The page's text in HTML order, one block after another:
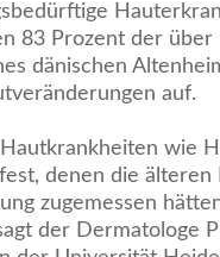
83 Prozent der über
dänischen
auf.
wie
denen die älteren
zugemessen
der Dermatologe